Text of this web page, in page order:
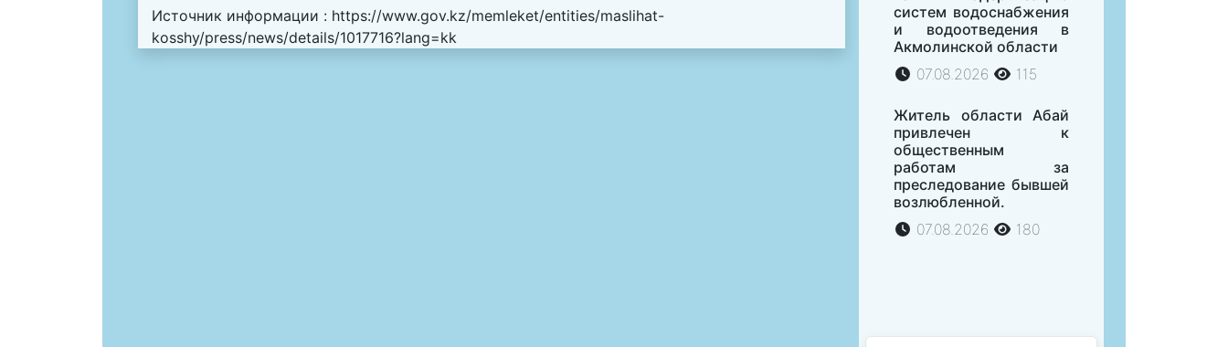
Источник информации : https://www.gov.kz/memleket/entities/maslihat-
kosshy/press/news/details/1017716?lang=kk
систем водоснабжения
и водоотведения в
Акмолинской области
07.08.2026
115
Житель области Абай
привлечен к
общественным
работам за
преследование бывшей
возлюбленной.
07.08.2026
180